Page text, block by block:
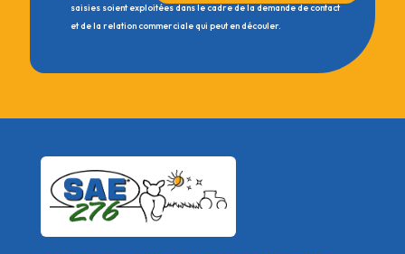
saisies soient exploitées dans le cadre de la demande de contact
et de la relation commerciale qui peut en découler.